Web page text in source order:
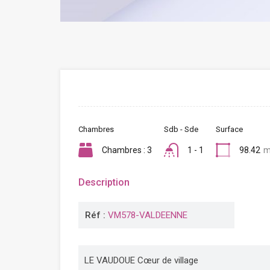
Chambres
Chambres : 3
Sdb - Sde
1 - 1
Surface
98.42
Description
Réf : VM578-VALDEENNE
LE VAUDOUE Cœur de village